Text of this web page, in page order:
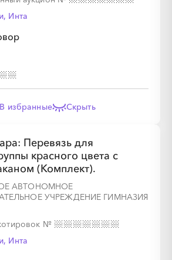
Инта
В избранные Скрыть
Перевязь для
красного цвета с
(Комплект).
АВТОНОМНОЕ
УЧРЕЖДЕНИЕ ГИМНАЗИЯ
№
Инта